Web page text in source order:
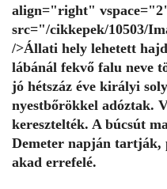
align="right"
src="/cikkepek/10503/
/>Állati hely lehetett
lábánál fekvő falu neve
jó hétszáz éve királyi
nyestbőrökkel adóztak.
keresztelték. A búcsút
Demeter napján tartják,
akad errefelé.